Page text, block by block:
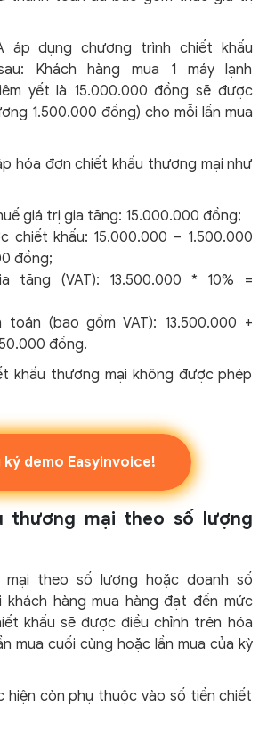
áp dụng chương trình chiết khấu
Khách hàng mua 1 máy lạnh
yết là 15.000.000 đồng sẽ được
1.500.000 đồng) cho mỗi lần mua
hóa đơn chiết khấu thương mại như
giá trị gia tăng: 15.000.000 đồng;
chiết khấu: 15.000.000 – 1.500.000
đồng;
tăng (VAT): 13.500.000 * 10% =
toán (bao gồm VAT): 13.500.000 +
đồng.
khấu thương mại không được phép
demo Easyinvoice!
thương mại theo số lượng
mại theo số lượng hoặc doanh số
khách hàng mua hàng đạt đến mức
khấu sẽ được điều chỉnh trên hóa
mua cuối cùng hoặc lần mua của kỳ
hiện còn phụ thuộc vào số tiền chiết